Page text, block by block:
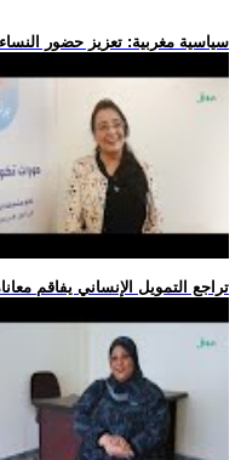
.. سياسية مغربية: تعزيز حضور
.. تراجع التمويل الإنساني يفاقم